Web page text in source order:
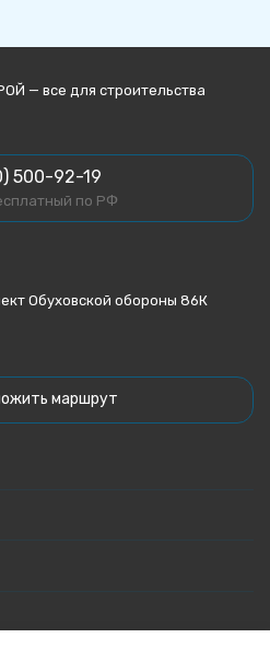
— все для строительства
500-92-19
по РФ
Обуховской обороны 86К
маршрут